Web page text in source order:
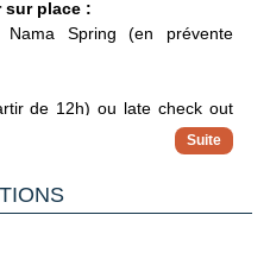
sur place :
Spring (en prévente
de 12h) ou late check out